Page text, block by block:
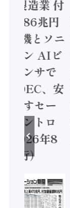
年製造業 付
額86兆円
電機とソニ
コン AIビ
センサで
/ IDEC、安
かすセー
コントロ
2026年8
発行）